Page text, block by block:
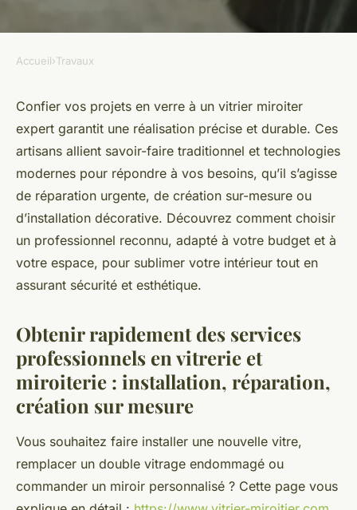
Vitrier miroiter : services de
qualité pour vos projets en
verre
Maxime•15 août 2025•5 min de lecture
Accueil›Travaux
Confier vos projets en verre à un vitrier miroiter
expert garantit une réalisation précise et durable. Ces
artisans allient savoir-faire traditionnel et technologies
modernes pour répondre à vos besoins, qu’il s’agisse
de réparation urgente, de création sur-mesure ou
d’installation décorative. Découvrez comment choisir
un professionnel reconnu, adapté à votre budget et à
votre espace, pour sublimer votre intérieur tout en
assurant sécurité et esthétique.
Obtenir rapidement des services
professionnels en vitrerie et
miroiterie : installation, réparation,
création sur mesure
Vous souhaitez faire installer une nouvelle vitre,
remplacer un double vitrage endommagé ou
commander un miroir personnalisé ? Cette page vous